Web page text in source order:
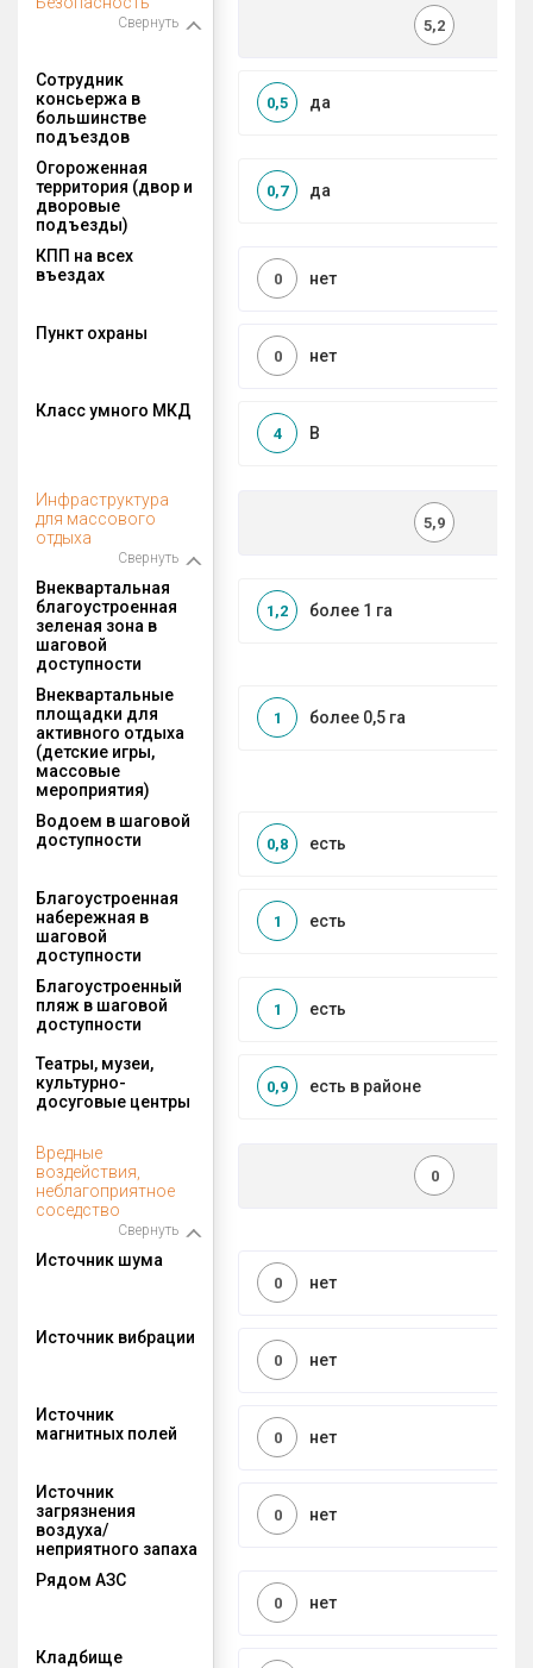
Свернуть 5,2
Сотрудник
консьержа в
большинстве
подъездов
да
0,5
Огороженная
территория (двор и
дворовые
подъезды)
да
0,7
КПП на всех
въездах
нет
0
Пункт охраны
нет
0
Класс умного МКД
B
4
Инфраструктура
для массового
отдыха
Свернуть
5,9
Внеквартальная
благоустроенная
зеленая зона в
шаговой
доступности
более 1 га
1,2
Внеквартальные
площадки для
активного отдыха
(детские игры,
массовые
мероприятия)
более 0,5 га
1
Водоем в шаговой
доступности
есть
0,8
Благоустроенная
набережная в
шаговой
доступности
есть
1
Благоустроенный
пляж в шаговой
доступности
есть
1
Театры, музеи,
культурно-
досуговые центры
есть в районе
0,9
Вредные
воздействия,
неблагоприятное
соседство
Свернуть
0
Источник шума
нет
0
Источник вибрации
нет
0
Источник
магнитных полей
нет
0
Источник
загрязнения
воздуха/
неприятного запаха
нет
0
Рядом АЗС
нет
0
Кладбище